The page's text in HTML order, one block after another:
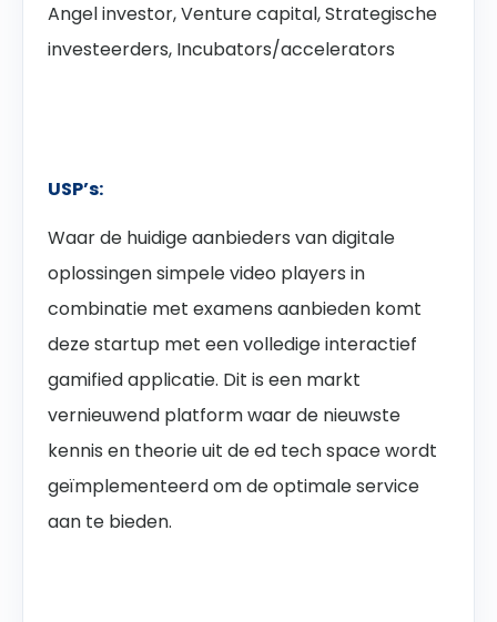
Angel investor, Venture capital, Strategische
investeerders, Incubators/accelerators
USP’s:
Waar de huidige aanbieders van digitale
oplossingen simpele video players in
combinatie met examens aanbieden komt
deze startup met een volledige interactief
gamified applicatie. Dit is een markt
vernieuwend platform waar de nieuwste
kennis en theorie uit de ed tech space wordt
geïmplementeerd om de optimale service
aan te bieden.